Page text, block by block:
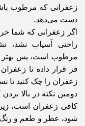
زعفرانی که مرطوب
دست می‌دهد.
اگر زعفرانی که شما
راحتی آسیاب نشد،
مرطوب است، پس بهتر
فر قرار داده تا
زعفران را چک کنید تا
دومین نکته در بالا
کافی زعفران است،
شود، عطر و طعم و